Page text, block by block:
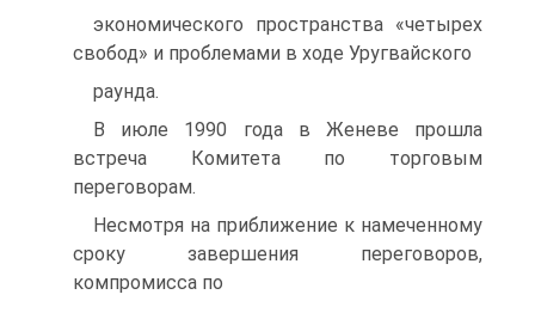
экономического пространства «четырех
свобод» и проблемами в ходе Уругвайского
раунда.
В июле 1990 года в Женеве прошла
встреча Комитета по торговым
переговорам.
Несмотря на приближение к намеченному
сроку завершения переговоров,
компромисса по